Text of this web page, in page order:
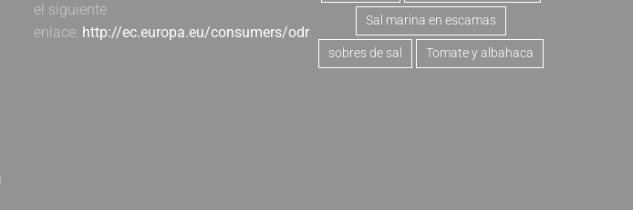
el siguiente
enlace: http://ec.europa.eu/consumers/odr.
Sal marina en escamas
sobres de sal Tomate y albahaca